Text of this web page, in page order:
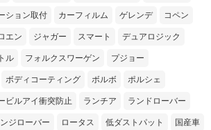
ション取付 カーフィルム ゲレンデ コペン
エン ジャガー スマート デュアロジック
ル フォルクスワーゲン プジョー
ボディコーティング ボルボ ポルシェ
ビルアイ衝突防止 ランチア ランドローバー
ジローバー ロータス 低ダストパット 国産車